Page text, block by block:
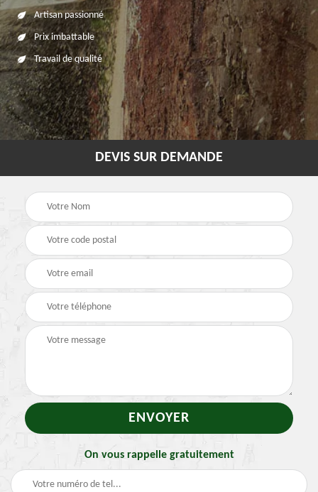
Artisan passionné
Prix imbattable
Travail de qualité
DEVIS SUR DEMANDE
On vous rappelle gratuitement